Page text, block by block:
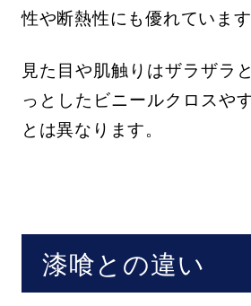
性や断熱性にも優れています
見た目や肌触りはザラザラ
っとしたビニールクロスや
とは異なります。
漆喰との違い